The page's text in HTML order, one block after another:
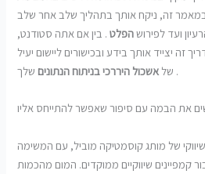
זה, ניקח אותך בתהליך שלב אחר שלב
ועד לפירושהפלט. בין אם אתה סטודנט,
זה יצייד אותך בידע ובכישורים ליישום יעיל
שלאשכול היררכיבניתוח הנתונים שלך .
של מותג קוסמטיקה מוביל, עם המשימה
קמפיינים שיווקיים ממוקדים. המום מהכמות